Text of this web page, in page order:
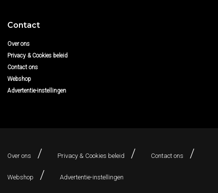
Contact
Over ons
Privacy & Cookies beleid
Contact ons
Webshop
Advertentie-instellingen
Over ons Privacy & Cookies beleid Contact ons
Webshop Advertentie-instellingen